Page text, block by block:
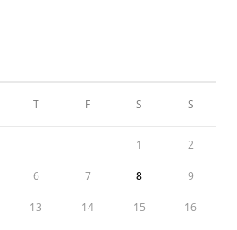
T F S S
1 2
6 7 8 9
13 14 15 16